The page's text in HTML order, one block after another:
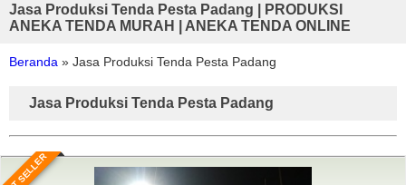
Jasa Produksi Tenda Pesta Padang | PRODUKSI
ANEKA TENDA MURAH | ANEKA TENDA ONLINE
Beranda » Jasa Produksi Tenda Pesta Padang
Jasa Produksi Tenda Pesta Padang